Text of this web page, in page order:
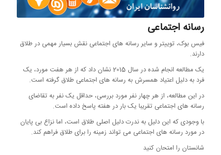
رسانه اجتماعی
فیس بوک، توییتر و سایر رسانه های اجتماعی نقش بسیار مهمی در طلاق
دارند.
یک مطالعه انجام شده در سال 2015 نشان داد که از هر هفت مورد، یک
فرد به دلیل اعتیاد همسرش به رسانه های اجتماعی طلاق گرفته است.
در این مطالعه، از هر چهار نفر مورد بررسی، حداقل یک نفر به تقاضای
رسانه های اجتماعی تقریبا یک بار در هفته پاسخ داده است.
با وجودی که این دلیل به ندرت دلیل اصلی طلاق است، اما نزاع بی پایان
در مورد رسانه های اجتماعی می تواند زمینه را برای طلاق فراهم کند.
شانستان را امتحان کنید